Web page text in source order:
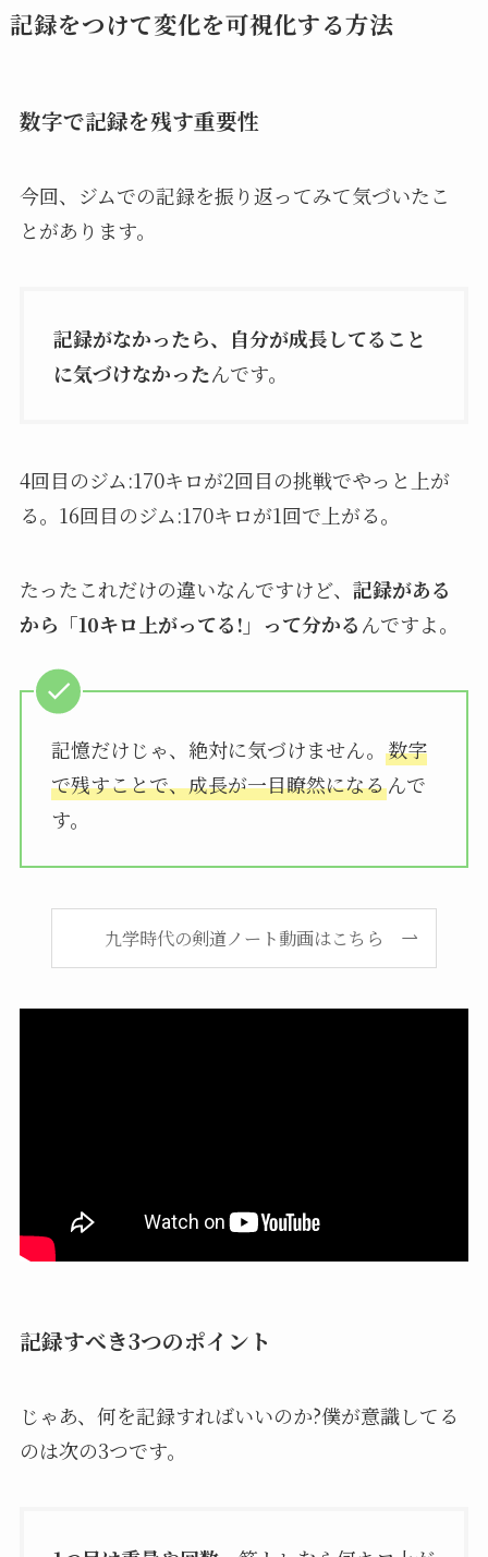
記録をつけて変化を可視化する方法
数字で記録を残す重要性
今回、ジムでの記録を振り返ってみて気づいたこ
とがあります。
記録がなかったら、自分が成長してること
に気づけなかったんです。
4回目のジム:170キロが2回目の挑戦でやっと上が
る。16回目のジム:170キロが1回で上がる。
たったこれだけの違いなんですけど、 記録がある
から「10キロ上がってる!」って分かるんですよ。
記憶だけじゃ、絶対に気づけません。 数字
で残すことで、成長が一目瞭然になるんで
す。
九学時代の剣道ノート動画はこちら
記録すべき3つのポイント
じゃあ、何を記録すればいいのか?僕が意識してる
のは次の3つです。